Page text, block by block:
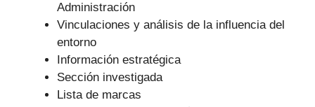
Administración
Vinculaciones y análisis de la influencia del
entorno
Información estratégica
Sección investigada
Lista de marcas